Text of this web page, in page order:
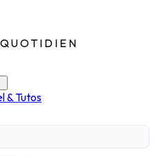
& Tutos